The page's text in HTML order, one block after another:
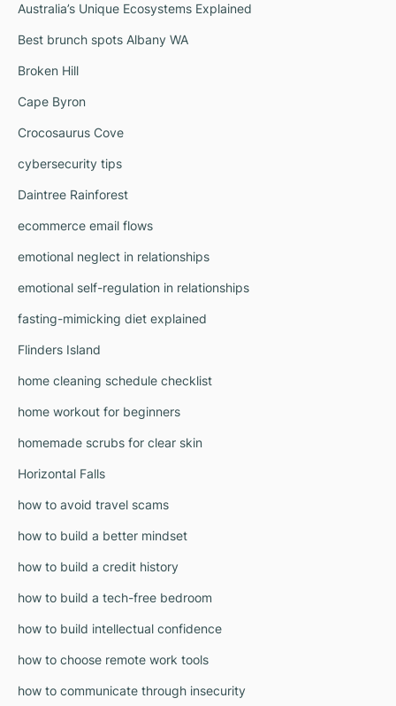
Australia’s Unique Ecosystems Explained
Best brunch spots Albany WA
Broken Hill
Cape Byron
Crocosaurus Cove
cybersecurity tips
Daintree Rainforest
ecommerce email flows
emotional neglect in relationships
emotional self-regulation in relationships
fasting-mimicking diet explained
Flinders Island
home cleaning schedule checklist
home workout for beginners
homemade scrubs for clear skin
Horizontal Falls
how to avoid travel scams
how to build a better mindset
how to build a credit history
how to build a tech-free bedroom
how to build intellectual confidence
how to choose remote work tools
how to communicate through insecurity